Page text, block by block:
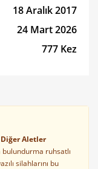
18 Aralık 2017
24 Mart 2026
777 Kez
Aletler
bulundurma ruhsatlı
silahlarını bu